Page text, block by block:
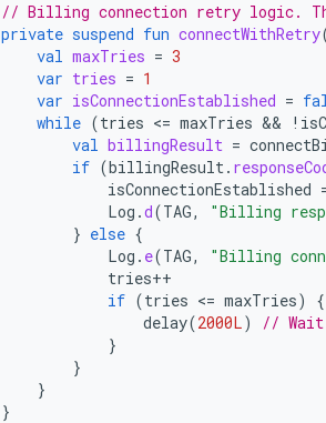
// Billing connection retry logic.
private suspend fun connectWithRetry
val maxTries = 3
var tries = 1
var isConnectionEstablished =
while (tries <= maxTries && !
val billingResult =
if (billingResult.
isConnectionEstablished
Log .d(TAG, "Billing
} else {
Log . e(TAG, "Billing
tries++
if (tries <= maxTries)
{
delay(2000L)
// Wait
}
}
}
}